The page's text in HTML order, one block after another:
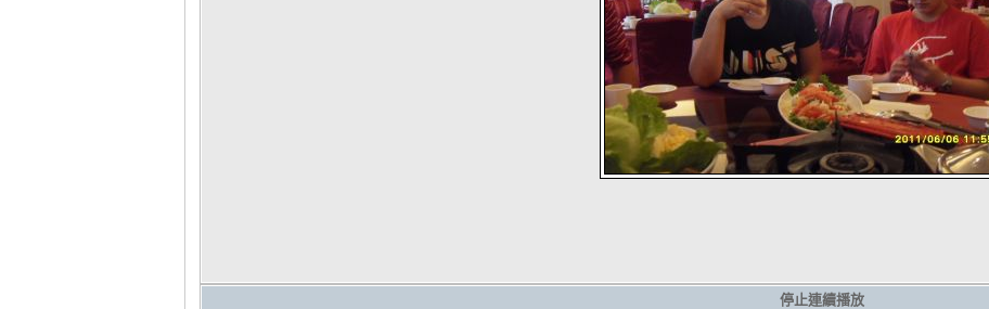
停止連續播放